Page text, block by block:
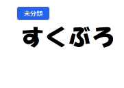
未分類